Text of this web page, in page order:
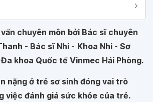
chuyên môn bởi Bác sĩ chuyên
- Bác sĩ Nhi - Khoa Nhi - Sơ
khoa Quốc tế Vinmec Hải Phòng.
nặng ở trẻ sơ sinh đóng vai trò
việc đánh giá sức khỏe của trẻ.